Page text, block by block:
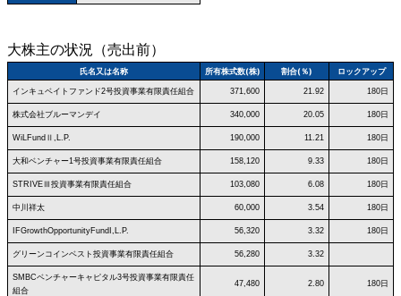
大株主の状況（売出前）
氏名又は名称 所有株式数(株) 割合(％) ロックアップ
インキュベイトファンド2号投資事業有限責任組合 371,600 21.92 180日
株式会社ブルーマンデイ 340,000 20.05 180日
WiLFundⅡ,L.P. 190,000 11.21 180日
大和ベンチャー1号投資事業有限責任組合 158,120 9.33 180日
STRIVEⅢ投資事業有限責任組合 103,080 6.08 180日
中川祥太 60,000 3.54 180日
IFGrowthOpportunityFundI,L.P. 56,320 3.32 180日
グリーンコインベスト投資事業有限責任組合 56,280 3.32
SMBCベンチャーキャピタル3号投資事業有限責任
組合
47,480 2.80 180日